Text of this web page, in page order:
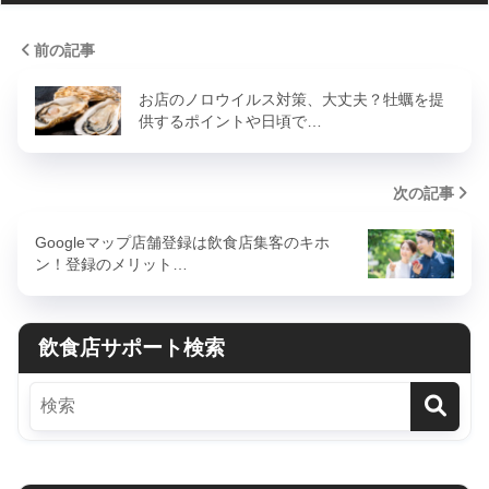
前の記事
お店のノロウイルス対策、大丈夫？牡蠣を提
供するポイントや日頃で…
次の記事
Googleマップ店舗登録は飲食店集客のキホ
ン！登録のメリット…
飲食店サポート検索